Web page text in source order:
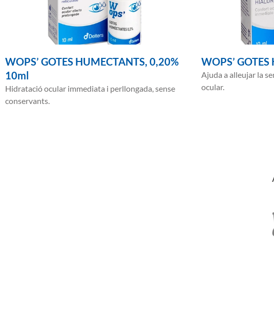
WOPS’ GOTES HUMECTANTS, 0,20%
10ml
Hidratació ocular immediata i perllongada, sense
conservants.
WOPS’
Ajuda a alleujar la
ocular.